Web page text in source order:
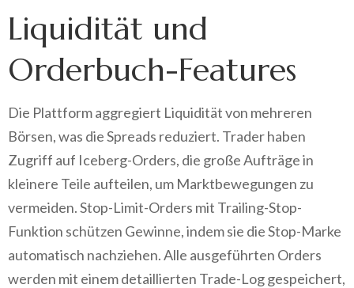
Liquidität und
Orderbuch-Features
Die Plattform aggregiert Liquidität von mehreren
Börsen, was die Spreads reduziert. Trader haben
Zugriff auf Iceberg-Orders, die große Aufträge in
kleinere Teile aufteilen, um Marktbewegungen zu
vermeiden. Stop-Limit-Orders mit Trailing-Stop-
Funktion schützen Gewinne, indem sie die Stop-Marke
automatisch nachziehen. Alle ausgeführten Orders
werden mit einem detaillierten Trade-Log gespeichert,